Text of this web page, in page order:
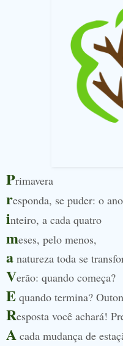
Primavera
responda, se puder: o ano
inteiro, a cada quatro
meses, pelo menos,
a natureza toda se
Verão: quando começa?
E quando termina?
Resposta você achará!
A cada mudança de